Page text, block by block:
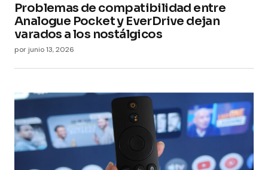
Problemas de compatibilidad entre
Analogue Pocket y EverDrive dejan
varados a los nostálgicos
por junio 13, 2026